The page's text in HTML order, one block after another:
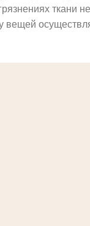
ткани
вещей